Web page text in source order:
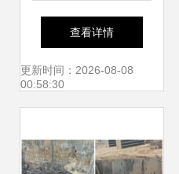
项目建设快落地 企
业发展加速跑 ——
双优纪实
查看详情
更新时间：2026-08-08
00:58:30